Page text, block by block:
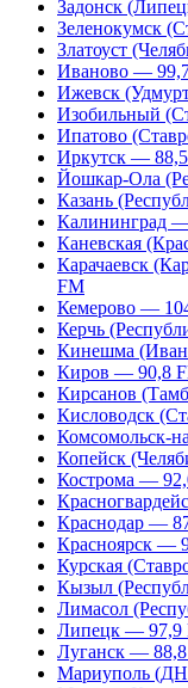
Задонск
Зеленокумск
Златоуст
Иваново —
Ижевск
Изобильный
Ипатово
Иркутск —
Йошкар-Ола
Казань
Калининград
Каневская
Карачаевск
FM
Кемерово —
Керчь
Кинешма
Киров — 90,8
Кирсанов
Кисловодск
Комсомольск-
Копейск
Кострома —
Краснодар —
Красноярск —
Курская
Кызыл
Лимасол
Липецк — 97,9
Луганск —
Мариуполь